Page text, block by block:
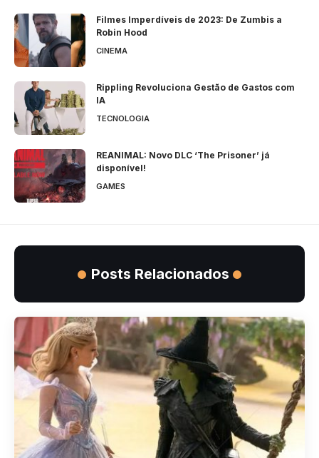
Filmes Imperdíveis de 2023: De Zumbis a
Robin Hood
CINEMA
Rippling Revoluciona Gestão de Gastos com
IA
TECNOLOGIA
REANIMAL: Novo DLC ‘The Prisoner’ já
disponível!
GAMES
Posts Relacionados